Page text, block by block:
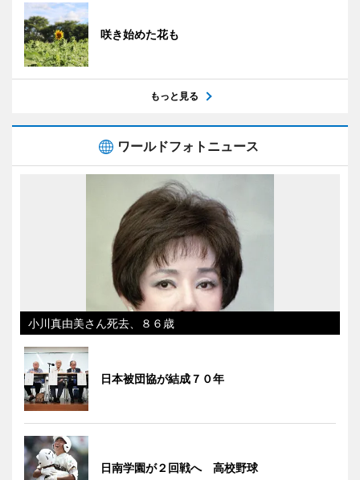
咲き始めた花も
もっと見る
ワールドフォトニュース
小川真由美さん死去、８６歳
日本被団協が結成７０年
日南学園が２回戦へ 高校野球